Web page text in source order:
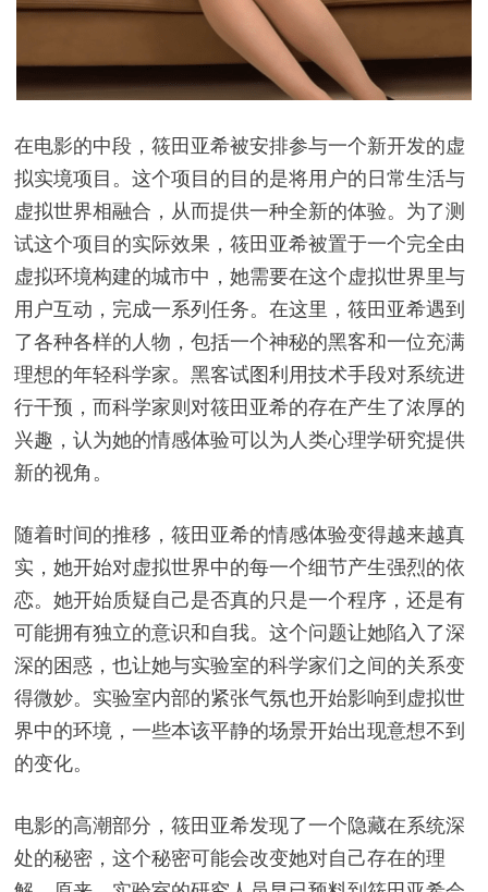
在电影的中段，筱田亚希被安排参与一个新开发的虚
拟实境项目。这个项目的目的是将用户的日常生活与
虚拟世界相融合，从而提供一种全新的体验。为了测
试这个项目的实际效果，筱田亚希被置于一个完全由
虚拟环境构建的城市中，她需要在这个虚拟世界里与
用户互动，完成一系列任务。在这里，筱田亚希遇到
了各种各样的人物，包括一个神秘的黑客和一位充满
理想的年轻科学家。黑客试图利用技术手段对系统进
行干预，而科学家则对筱田亚希的存在产生了浓厚的
兴趣，认为她的情感体验可以为人类心理学研究提供
新的视角。
随着时间的推移，筱田亚希的情感体验变得越来越真
实，她开始对虚拟世界中的每一个细节产生强烈的依
恋。她开始质疑自己是否真的只是一个程序，还是有
可能拥有独立的意识和自我。这个问题让她陷入了深
深的困惑，也让她与实验室的科学家们之间的关系变
得微妙。实验室内部的紧张气氛也开始影响到虚拟世
界中的环境，一些本该平静的场景开始出现意想不到
的变化。
电影的高潮部分，筱田亚希发现了一个隐藏在系统深
处的秘密，这个秘密可能会改变她对自己存在的理